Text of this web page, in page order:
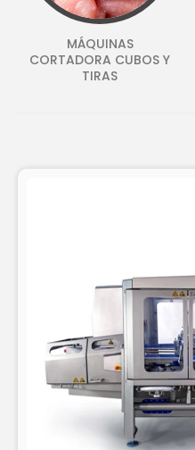
MÁQUINAS
CORTADORA CUBOS Y
TIRAS